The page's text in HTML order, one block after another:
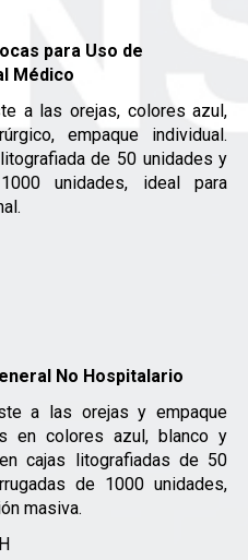
para Uso de
Médico
a las orejas, colores azul,
empaque individual.
de 50 unidades y
unidades, ideal para
No Hospitalario
a las orejas y empaque
en colores azul, blanco y
cajas litografiadas de 50
de 1000 unidades,
masiva.